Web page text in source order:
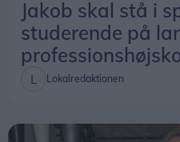
Jakob skal stå i
studerende på
Lokalredaktionen